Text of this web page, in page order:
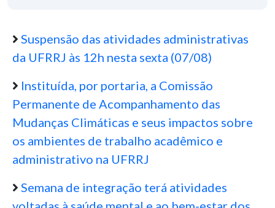
Suspensão das atividades administrativas
da UFRRJ às 12h nesta sexta (07/08)
Instituída, por portaria, a Comissão
Permanente de Acompanhamento das
Mudanças Climáticas e seus impactos sobre
os ambientes de trabalho acadêmico e
administrativo na UFRRJ
Semana de integração terá atividades